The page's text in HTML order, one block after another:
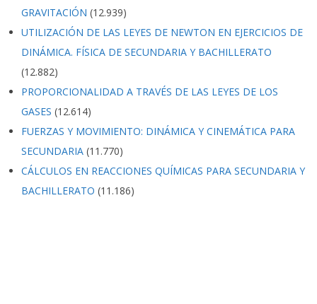
GRAVITACIÓN (12.939)
UTILIZACIÓN DE LAS LEYES DE NEWTON EN EJERCICIOS DE
DINÁMICA. FÍSICA DE SECUNDARIA Y BACHILLERATO
(12.882)
PROPORCIONALIDAD A TRAVÉS DE LAS LEYES DE LOS
GASES (12.614)
FUERZAS Y MOVIMIENTO: DINÁMICA Y CINEMÁTICA PARA
SECUNDARIA (11.770)
CÁLCULOS EN REACCIONES QUÍMICAS PARA SECUNDARIA Y
BACHILLERATO (11.186)